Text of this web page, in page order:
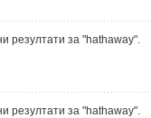
резултати за "hathaway".
резултати за "hathaway".